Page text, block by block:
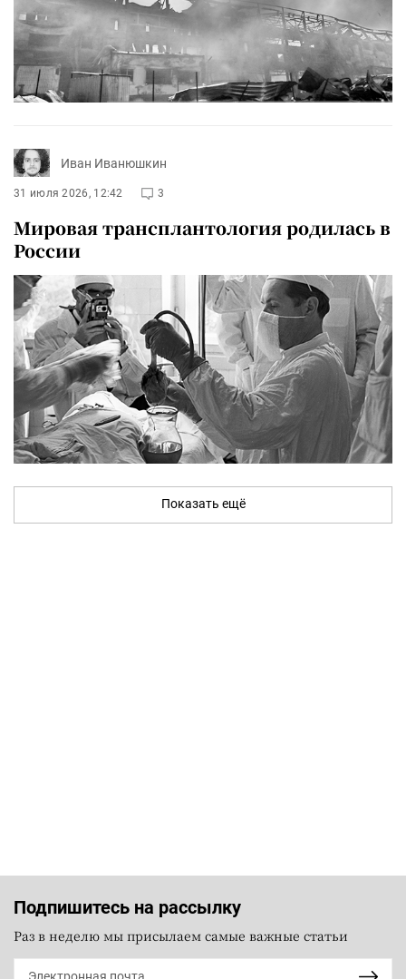
Иван Иванюшкин
31 июля 2026, 12:42 3
Мировая трансплантология родилась в
России
Показать ещё
Подпишитесь на рассылку
Раз в неделю мы присылаем самые важные статьи